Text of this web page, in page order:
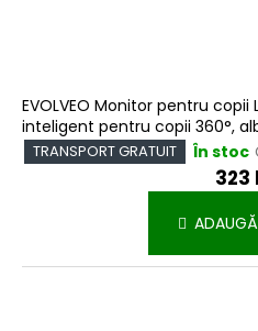
EVOLVEO Monitor pentru copii
inteligent pentru copii 360°,
TRANSPORT GRATUIT În stoc
323